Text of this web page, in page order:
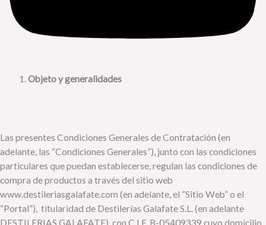
Objeto y generalidades
Las presentes Condiciones Generales de Contratación (en
adelante, las “Condiciones Generales”), junto con las condiciones
particulares que puedan establecerse, regulan las condiciones de
compra de productos a través del sitio web
www.destileriasgalafate.com (en adelante, el “Sitio Web” o el
“Portal”), titularidad de Destilerías Galafate S.L. (en adelante
DESTILERIAS GALAFATE), con C.I.F. B-05409339 cuyo domicilio